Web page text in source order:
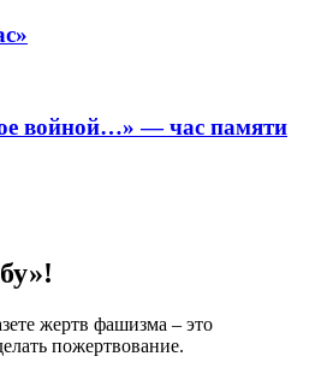
войной…» — час памяти
жертв фашизма – это
пожертвование.